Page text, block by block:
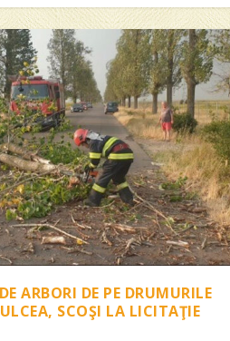
ARBORI DE PE DRUMURILE
SCOŞI LA LICITAŢIE